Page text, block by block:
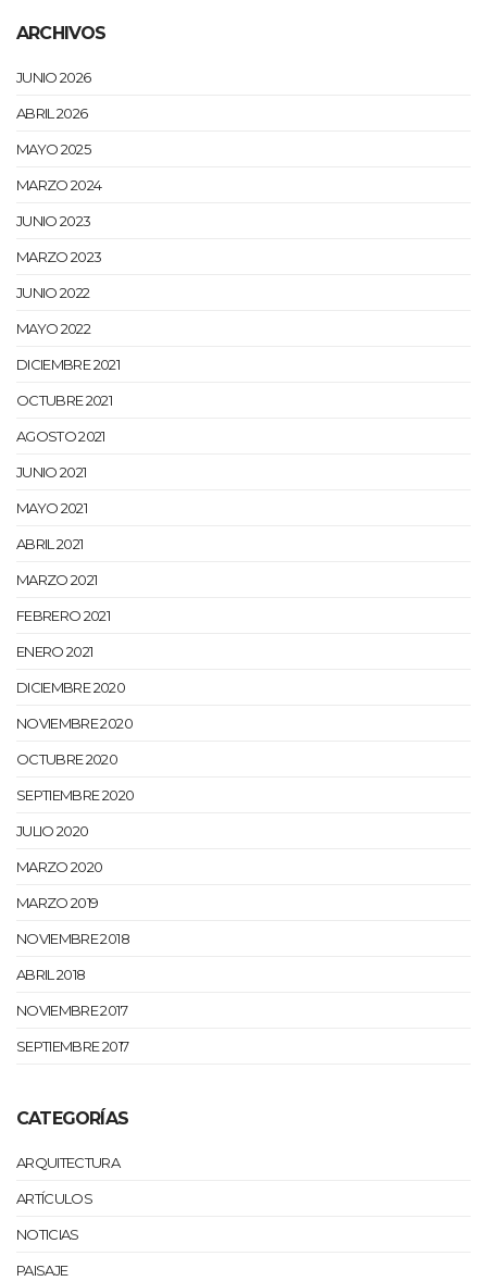
ARCHIVOS
JUNIO 2026
ABRIL 2026
MAYO 2025
MARZO 2024
JUNIO 2023
MARZO 2023
JUNIO 2022
MAYO 2022
DICIEMBRE 2021
OCTUBRE 2021
AGOSTO 2021
JUNIO 2021
MAYO 2021
ABRIL 2021
MARZO 2021
FEBRERO 2021
ENERO 2021
DICIEMBRE 2020
NOVIEMBRE 2020
OCTUBRE 2020
SEPTIEMBRE 2020
JULIO 2020
MARZO 2020
MARZO 2019
NOVIEMBRE 2018
ABRIL 2018
NOVIEMBRE 2017
SEPTIEMBRE 2017
CATEGORÍAS
ARQUITECTURA
ARTÍCULOS
NOTICIAS
PAISAJE